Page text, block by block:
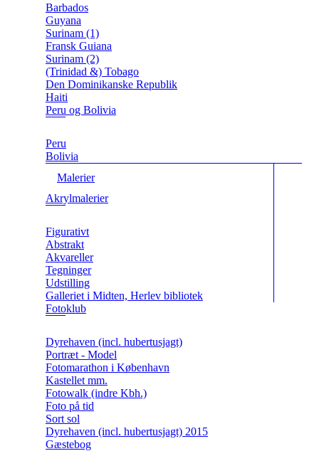
Barbados
Guyana
Surinam (1)
Fransk Guiana
Surinam (2)
(Trinidad &) Tobago
Den Dominikanske Republik
Haiti
Peru og Bolivia
Peru
Bolivia
Malerier
Akrylmalerier
Figurativt
Abstrakt
Akvareller
Tegninger
Udstilling
Galleriet i Midten, Herlev bibliotek
Fotoklub
Dyrehaven (incl. hubertusjagt)
Portræt - Model
Fotomarathon i København
Kastellet mm.
Fotowalk (indre Kbh.)
Foto på tid
Sort sol
Dyrehaven (incl. hubertusjagt) 2015
Gæstebog